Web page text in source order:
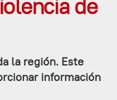
de
la región. Este
información